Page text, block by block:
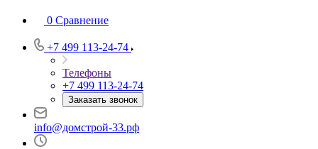
0 Сравнение
+7 499 113-24-74
Телефоны
+7 499 113-24-74
Заказать звонок
info@домстрой-33.рф